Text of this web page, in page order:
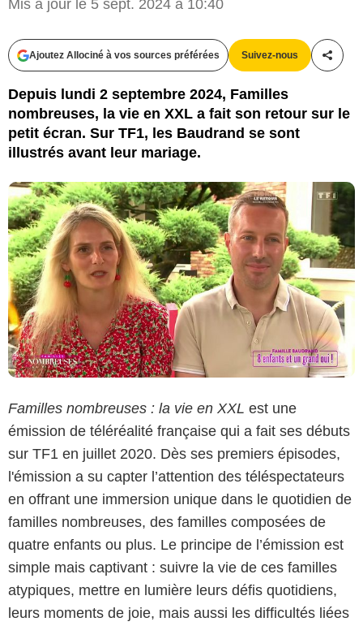
Mis à jour le 5 sept. 2024 à 10:40
Ajoutez Allociné à vos sources préférées Suivez-nous
Depuis lundi 2 septembre 2024, Familles
nombreuses, la vie en XXL a fait son retour sur le
petit écran. Sur TF1, les Baudrand se sont
illustrés avant leur mariage.
Familles nombreuses : la vie en XXL est une
émission de téléréalité française qui a fait ses débuts
sur TF1 en juillet 2020. Dès ses premiers épisodes,
l'émission a su capter l’attention des téléspectateurs
en offrant une immersion unique dans le quotidien de
familles nombreuses, des familles composées de
quatre enfants ou plus. Le principe de l’émission est
simple mais captivant : suivre la vie de ces familles
atypiques, mettre en lumière leurs défis quotidiens,
leurs moments de joie, mais aussi les difficultés liées